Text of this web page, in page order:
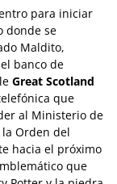
para iniciar
donde se
Maldito,
banco de
Great Scotland
que
al Ministerio de
Orden del
hacia el próximo
que